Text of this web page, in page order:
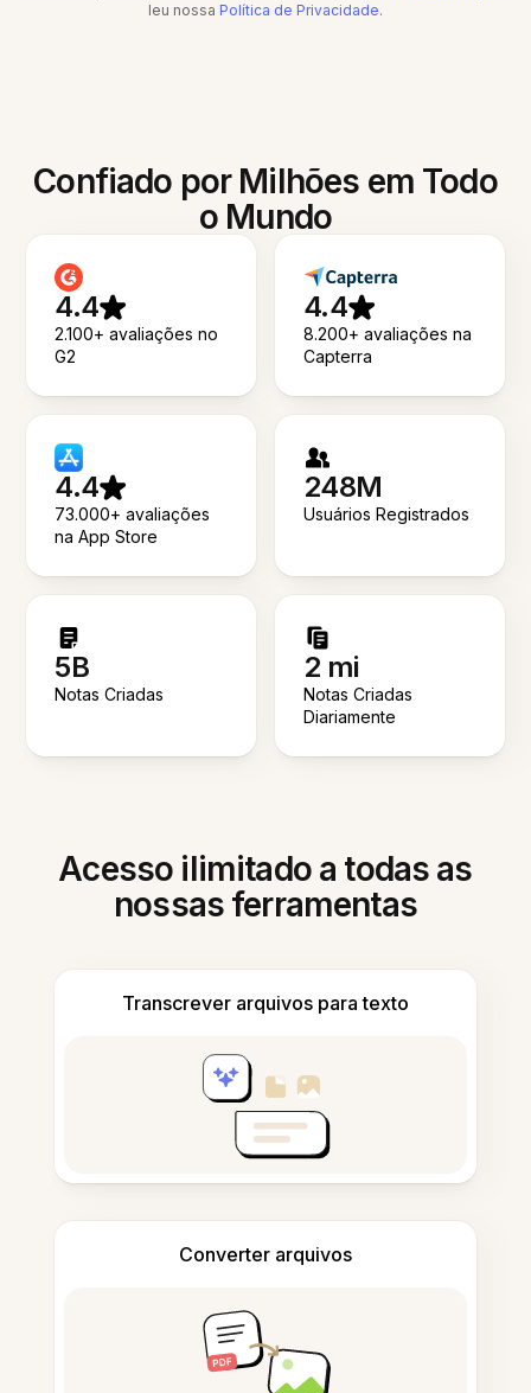
leu nossa Política de Privacidade.
Confiado por Milhões em Todo
o Mundo
4.4
2.100+ avaliações no
G2
4.4
8.200+ avaliações na
Capterra
4.4
73.000+ avaliações
na App Store
248M
Usuários Registrados
5B
Notas Criadas
2 mi
Notas Criadas
Diariamente
Acesso ilimitado a todas as
nossas ferramentas
Transcrever arquivos para texto
Converter arquivos